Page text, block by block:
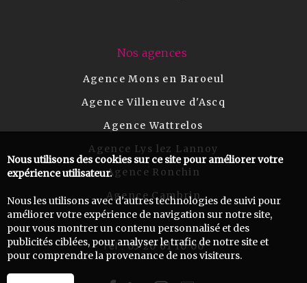
Nos agences
Agence Mons en Baroeul
Agence Villeneuve d'Ascq
Agence Wattrelos
Agence Lys lez Lannoy
Agence Ronchin
Agence Cambrin
Tel :03 20 61 10 00
Nous utilisons des cookies sur ce site pour améliorer votre
expérience utilisateur.
Nous les utilisons avec d'autres technologies de suivi pour
améliorer votre expérience de navigation sur notre site,
pour vous montrer un contenu personnalisé et des
publicités ciblées, pour analyser le trafic de notre site et
pour comprendre la provenance de nos visiteurs.